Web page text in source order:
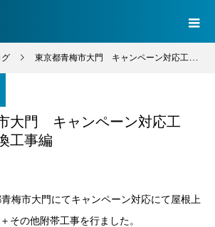
グ 東京都青梅市大門 キャンペーン対応工事 雨樋交換工事編
大門 キャンペーン対応工
工事編
梅市大門にてキャンペーン対応にて屋根上
その他附帯工事を行ました。